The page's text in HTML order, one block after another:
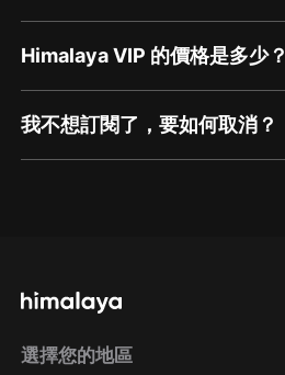
Himalaya VIP 的價格是多少？
我不想訂閱了，要如何取消？
選擇您的地區